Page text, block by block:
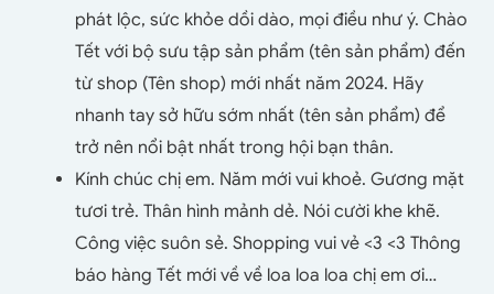
phát lộc, sức khỏe dồi dào, mọi điều như ý. Chào
Tết với bộ sưu tập sản phẩm (tên sản phẩm) đến
từ shop (Tên shop) mới nhất năm 2024. Hãy
nhanh tay sở hữu sớm nhất (tên sản phẩm) để
trở nên nổi bật nhất trong hội bạn thân.
Kính chúc chị em. Năm mới vui khoẻ. Gương mặt
tươi trẻ. Thân hình mảnh dẻ. Nói cười khe khẽ.
Công việc suôn sẻ. Shopping vui vẻ <3 <3 Thông
báo hàng Tết mới về về loa loa loa chị em ơi…